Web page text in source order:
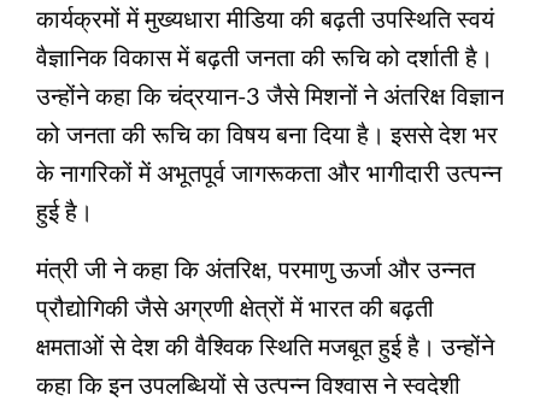
कार्यक्रमों में मुख्यधारा मीडिया की बढ़ती उपस्थिति स्वयं
वैज्ञानिक विकास में बढ़ती जनता की रूचि को दर्शाती है।
उन्होंने कहा कि चंद्रयान-3 जैसे मिशनों ने अंतरिक्ष विज्ञान
को जनता की रूचि का विषय बना दिया है। इससे देश भर
के नागरिकों में अभूतपूर्व जागरूकता और भागीदारी उत्‍पन्‍न
हुई है।
मंत्री जी ने कहा कि अंतरिक्ष, परमाणु ऊर्जा और उन्नत
प्रौद्योगिकी जैसे अग्रणी क्षेत्रों में भारत की बढ़ती
क्षमताओं से देश की वैश्विक स्थिति मजबूत हुई है। उन्होंने
कहा कि इन उपलब्धियों से उत्पन्न विश्वास ने स्वदेशी